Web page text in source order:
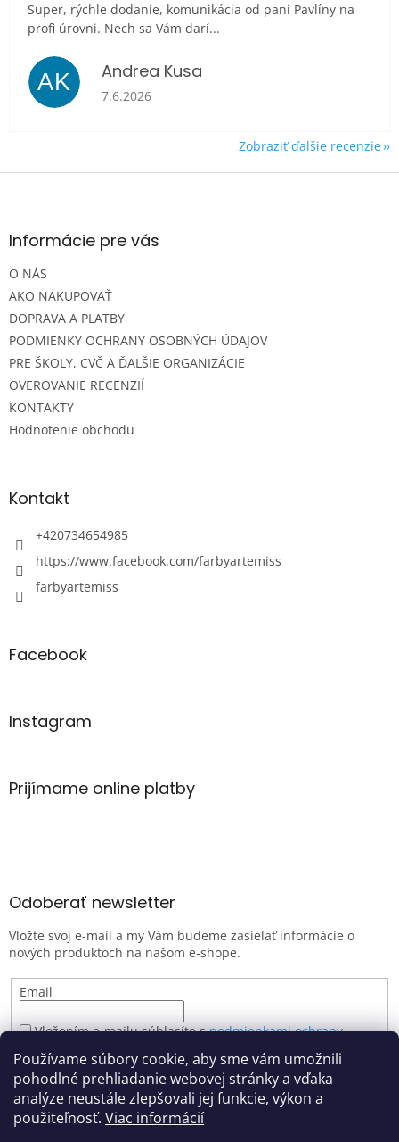
Používame súbory cookie, aby sme vám umožnili
pohodlné prehliadanie webovej stránky a vďaka
analýze neustále zlepšovali jej funkcie, výkon a
použiteľnosť. Viac informácií
Super, rýchle dodanie, komunikácia od pani Pavlíny na
profi úrovni. Nech sa Vám darí...
AK Andrea Kusa
Hodnotenie obchodu je 5 z 5 hviezdičiek.
7.6.2026
Zobraziť ďalšie recenzie
Z
ä
e
Informácie pre vás
O NÁS
AKO NAKUPOVAŤ
DOPRAVA A PLATBY
PODMIENKY OCHRANY OSOBNÝCH ÚDAJOV
PRE ŠKOLY, CVČ A ĎALŠIE ORGANIZÁCIE
OVEROVANIE RECENZIÍ
KONTAKTY
Hodnotenie obchodu
Kontakt
+420734654985
https://www.facebook.com/farbyartemiss
farbyartemiss
Facebook
Instagram
Prijímame online platby
Odoberať newsletter
Vložte svoj e-mail a my Vám budeme zasielať informácie o
nových produktoch na našom e-shope.
Email
Vložením e-mailu súhlasíte spodmienkami ochrany
PRIHLÁSIŤ SA